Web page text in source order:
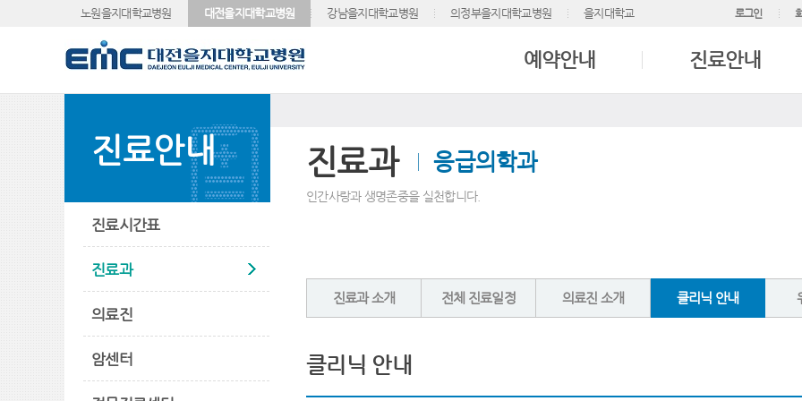
노원을지대학교병원 대전을지대학교병원 강남을지대학교병원 의정부을지대학교병원 을지대학교 로그인
예약안내 진료안내
진료안내
진료시간표
진료과
의료진
암센터
진료과 응급의학과
인간사랑과 생명존중을 실천합니다.
진료과 소개 전체 진료일정 의료진 소개 클리닉 안내
클리닉 안내